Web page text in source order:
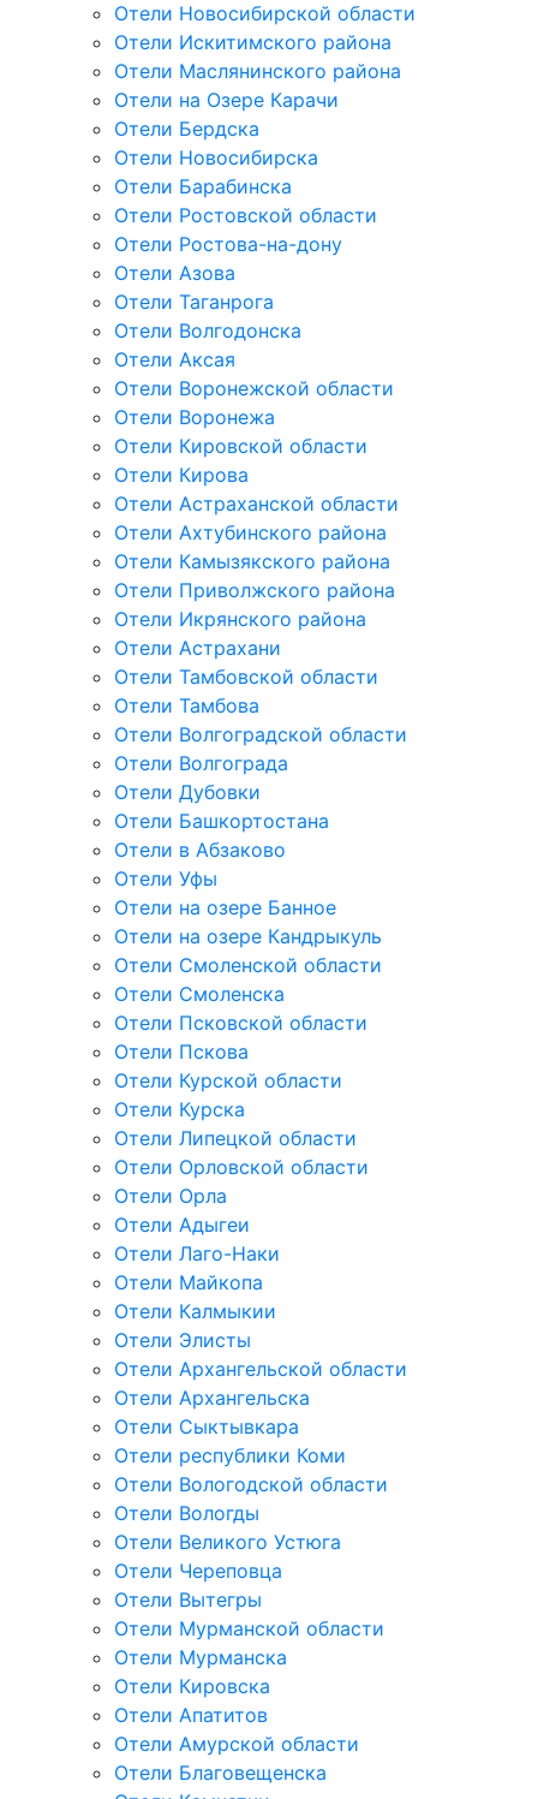
Отели Новосибирской области
Отели Искитимского района
Отели Маслянинского района
Отели на Озере Карачи
Отели Бердска
Отели Новосибирска
Отели Барабинска
Отели Ростовской области
Отели Ростова-на-дону
Отели Азова
Отели Таганрога
Отели Волгодонска
Отели Аксая
Отели Воронежской области
Отели Воронежа
Отели Кировской области
Отели Кирова
Отели Астраханской области
Отели Ахтубинского района
Отели Камызякского района
Отели Приволжского района
Отели Икрянского района
Отели Астрахани
Отели Тамбовской области
Отели Тамбова
Отели Волгоградской области
Отели Волгограда
Отели Дубовки
Отели Башкортостана
Отели в Абзаково
Отели Уфы
Отели на озере Банное
Отели на озере Кандрыкуль
Отели Смоленской области
Отели Смоленска
Отели Псковской области
Отели Пскова
Отели Курской области
Отели Курска
Отели Липецкой области
Отели Орловской области
Отели Орла
Отели Адыгеи
Отели Лаго-Наки
Отели Майкопа
Отели Калмыкии
Отели Элисты
Отели Архангельской области
Отели Архангельска
Отели Сыктывкара
Отели республики Коми
Отели Вологодской области
Отели Вологды
Отели Великого Устюга
Отели Череповца
Отели Вытегры
Отели Мурманской области
Отели Мурманска
Отели Кировска
Отели Апатитов
Отели Амурской области
Отели Благовещенска